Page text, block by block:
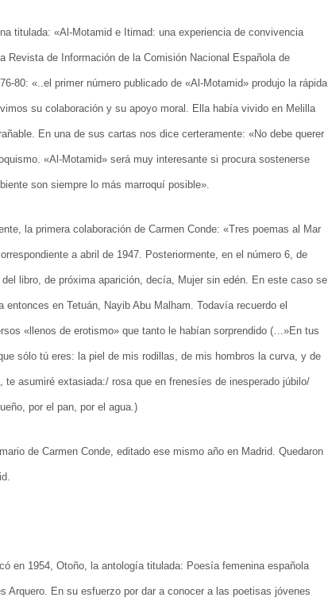
titulada: «Al-Motamid e Itimad: una experiencia de convivencia
de Información de la Comisión Nacional Española de
80: «..el primer número publicado de «Al-Motamid» produjo la rápida
su colaboración y su apoyo moral. Ella había vivido en Melilla
En una de sus cartas nos dice certeramente: «No debe querer
«Al-Motamid» será muy interesante si procura sostenerse
son siempre lo más marroquí posible».
la primera colaboración de Carmen Conde: «Tres poemas al Mar
a abril de 1947. Posteriormente, en el número 6, de
libro, de próxima aparición, decía, Mujer sin edén. En este caso se
en Tetuán, Nayib Abu Malham. Todavía recuerdo el
«llenos de erotismo» que tanto le habían sorprendido (…»En tus
sólo tú eres: la piel de mis rodillas, de mis hombros la curva, y de
asumiré extasiada:/ rosa que en frenesíes de inesperado júbilo/
por el pan, por el agua.)
de Carmen Conde, editado ese mismo año en Madrid. Quedaron
en 1954, Otoño, la antología titulada: Poesía femenina española
Arquero. En su esfuerzo por dar a conocer a las poetisas jóvenes